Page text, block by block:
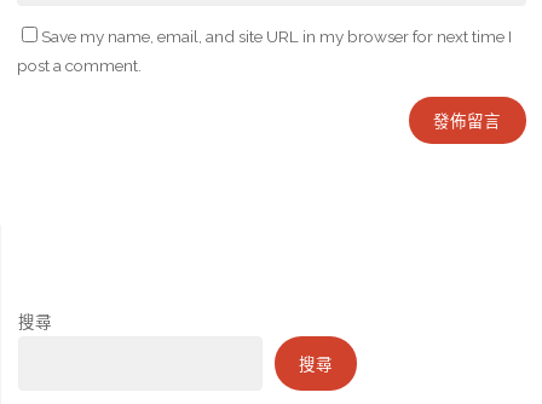
Save my name, email, and site URL in my browser for next time I
post a comment.
搜尋
搜尋